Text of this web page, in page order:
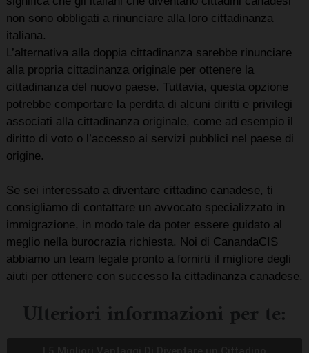
non sono obbligati a rinunciare alla loro cittadinanza
italiana.
L’alternativa alla doppia cittadinanza sarebbe rinunciare
alla propria cittadinanza originale per ottenere la
cittadinanza del nuovo paese. Tuttavia, questa opzione
potrebbe comportare la perdita di alcuni diritti e privilegi
associati alla cittadinanza originale, come ad esempio il
diritto di voto o l’accesso ai servizi pubblici nel paese di
origine.
Se sei interessato a diventare cittadino canadese, ti
consigliamo di contattare un avvocato specializzato in
immigrazione, in modo tale da poter essere guidato al
meglio nella burocrazia richiesta. Noi di CanandaCIS
abbiamo un team legale pronto a fornirti il migliore degli
aiuti per ottenere con successo la cittadinanza canadese.
Ulteriori informazioni per te: